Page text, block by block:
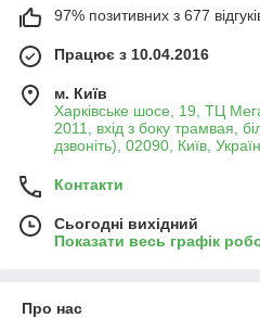
97% позитивних з 677
Працює з 10.04.2016
м. Київ
Харківське шосе, 19, ТЦ
2011, вхід з боку трамвая,
дзвоніть), 02090, Київ,
Контакти
Сьогодні вихідний
Показати весь графік
Про нас